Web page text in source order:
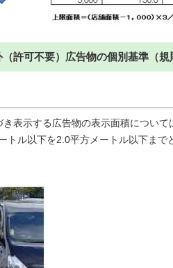
許可不要）広告物の個別基準（規
表示する広告物の表示面積について
ル以下を2.0平方メートル以下まで